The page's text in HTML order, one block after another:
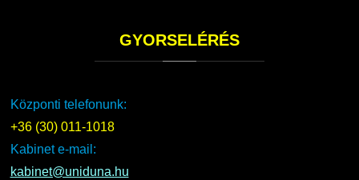
GYORSELÉRÉS
Központi telefonunk:
+36 (30) 011-1018
Kabinet e-mail:
kabinet@uniduna.hu